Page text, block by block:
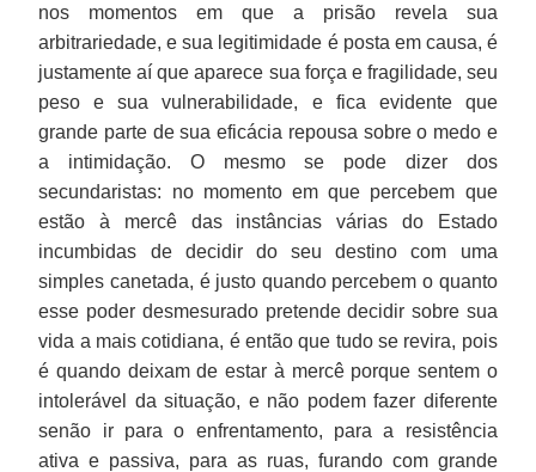
nos momentos em que a prisão revela sua
arbitrariedade, e sua legitimidade é posta em causa, é
justamente aí que aparece sua força e fragilidade, seu
peso e sua vulnerabilidade, e fica evidente que
grande parte de sua eficácia repousa sobre o medo e
a intimidação. O mesmo se pode dizer dos
secundaristas: no momento em que percebem que
estão à mercê das instâncias várias do Estado
incumbidas de decidir do seu destino com uma
simples canetada, é justo quando percebem o quanto
esse poder desmesurado pretende decidir sobre sua
vida a mais cotidiana, é então que tudo se revira, pois
é quando deixam de estar à mercê porque sentem o
intolerável da situação, e não podem fazer diferente
senão ir para o enfrentamento, para a resistência
ativa e passiva, para as ruas, furando com grande